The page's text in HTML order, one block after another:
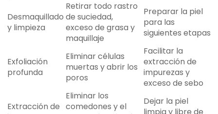
Desmaquillado
y limpieza
Retirar todo rastro
de suciedad,
exceso de grasa y
maquillaje
Preparar la piel
para las
siguientes etapas
Exfoliación
profunda
Eliminar células
muertas y abrir los
poros
Facilitar la
extracción de
impurezas y
exceso de sebo
Extracción de
Eliminar los
comedones y el
Dejar la piel